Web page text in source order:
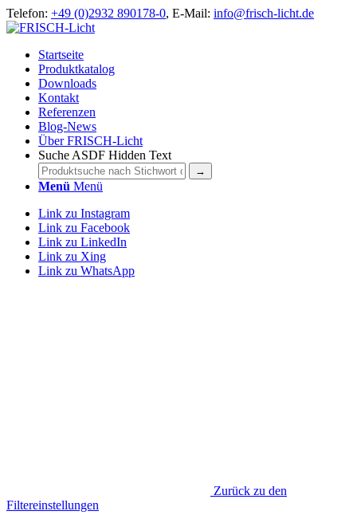
Telefon: +49 (0)2932 890178-0, E-Mail: info@frisch-licht.de
Startseite
Produktkatalog
Downloads
Kontakt
Referenzen
Blog-News
Über FRISCH-Licht
Suche ASDF Hidden Text
Menü Menü
Link zu Instagram
Link zu Facebook
Link zu LinkedIn
Link zu Xing
Link zu WhatsApp
Zurück zu den
Filtereinstellungen